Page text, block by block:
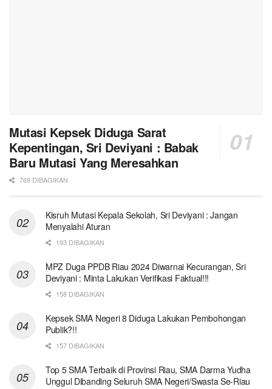
Mutasi Kepsek Diduga Sarat
Kepentingan, Sri Deviyani : Babak
Baru Mutasi Yang Meresahkan
769 DIBAGIKAN
Kisruh Mutasi Kepala Sekolah, Sri Deviyani : Jangan
Menyalahi Aturan
193 DIBAGIKAN
MPZ Duga PPDB Riau 2024 Diwarnai Kecurangan, Sri
Deviyani : Minta Lakukan Verifikasi Faktual!!!
158 DIBAGIKAN
Kepsek SMA Negeri 8 Diduga Lakukan Pembohongan
Publik?!!
157 DIBAGIKAN
Top 5 SMA Terbaik di Provinsi Riau, SMA Darma Yudha
Unggul Dibanding Seluruh SMA Negeri/Swasta Se-Riau